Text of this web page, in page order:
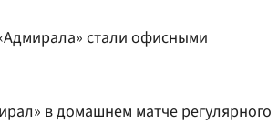
стали офисными
в домашнем матче регулярного